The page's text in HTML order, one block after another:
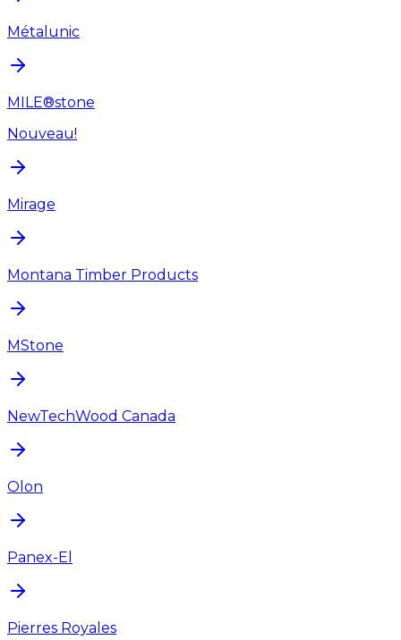
Métalunic
MILE®stone
Nouveau!
Mirage
Montana Timber Products
MStone
NewTechWood Canada
Olon
Panex-El
Pierres Royales